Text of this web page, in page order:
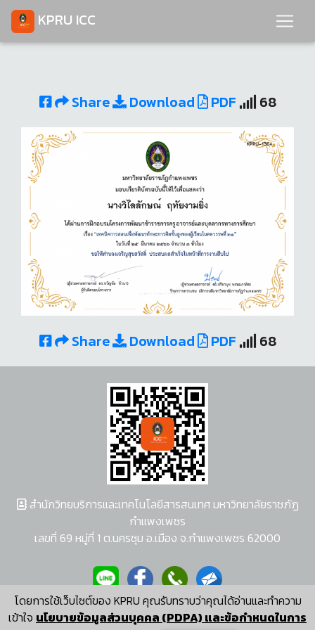
KPRU ICC
Share Download PDF 68
Share Download PDF 68
โดยการใช้เว็บไซต์ของ KPRU คุณรับทราบว่าคุณได้อ่านและทำความ
เข้าใจ นโยบายข้อมูลส่วนบุคคล (PDPA) และข้อกำหนดในการ
สำนักวิทยบริการและเทคโนโลยีสารสนเทศ มหาวิทยาลัยราชภัฏ
กำแพงเพชร
เลขที่ 69 หมู่ที่ 1 ต.นครชุม อ.เมือง จ.กำแพงเพชร 62000
ผู้พัฒนาระบบ อนุชา พวงผกา